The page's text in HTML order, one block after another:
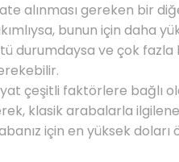
alınması gereken bir
bunun için daha
durumdaysa ve çok fazla
çeşitli faktörlere bağlı
klasik arabalarla
için en yüksek doları